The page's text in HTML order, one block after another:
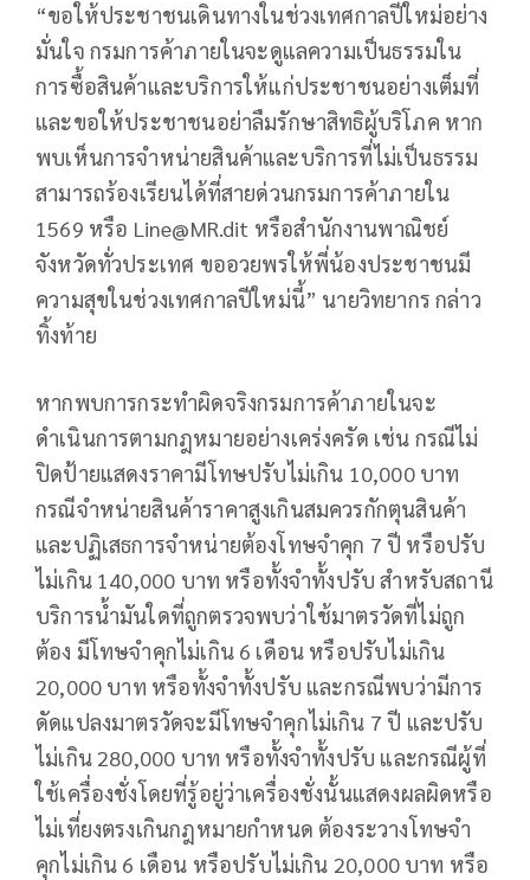
“ขอให้ประชาชนเดินทางในช่วงเทศกาลปีใหม่อย่าง
มั่นใจ กรมการค้าภายในจะดูแลความเป็นธรรมใน
การซื้อสินค้าและบริการให้แก่ประชาชนอย่างเต็มที่
และขอให้ประชาชนอย่าลืมรักษาสิทธิผู้บริโภค หาก
พบเห็นการจำหน่ายสินค้าและบริการที่ไม่เป็นธรรม
สามารถร้องเรียนได้ที่สายด่วนกรมการค้าภายใน
1569 หรือ Line@MR.dit หรือสำนักงานพาณิชย์
จังหวัดทั่วประเทศ ขออวยพรให้พี่น้องประชาชนมี
ความสุขในช่วงเทศกาลปีใหม่นี้” นายวิทยากร กล่าว
ทิ้งท้าย
หากพบการกระทำผิดจริงกรมการค้าภายในจะ
ดำเนินการตามกฎหมายอย่างเคร่งครัด เช่น กรณีไม่
ปิดป้ายแสดงราคามีโทษปรับไม่เกิน 10,000 บาท
กรณีจำหน่ายสินค้าราคาสูงเกินสมควรกักตุนสินค้า
และปฏิเสธการจำหน่ายต้องโทษจำคุก 7 ปี หรือปรับ
ไม่เกิน 140,000 บาท หรือทั้งจำทั้งปรับ สำหรับสถานี
บริการน้ำมันใดที่ถูกตรวจพบว่าใช้มาตรวัดที่ไม่ถูก
ต้อง มีโทษจำคุกไม่เกิน 6 เดือน หรือปรับไม่เกิน
20,000 บาท หรือทั้งจำทั้งปรับ และกรณีพบว่ามีการ
ดัดแปลงมาตรวัดจะมีโทษจำคุกไม่เกิน 7 ปี และปรับ
ไม่เกิน 280,000 บาท หรือทั้งจำทั้งปรับ และกรณีผู้ที่
ใช้เครื่องชั่งโดยที่รู้อยู่ว่าเครื่องชั่งนั้นแสดงผลผิดหรือ
ไม่เที่ยงตรงเกินกฎหมายกำหนด ต้องระวางโทษจำ
คุกไม่เกิน 6 เดือน หรือปรับไม่เกิน 20,000 บาท หรือ